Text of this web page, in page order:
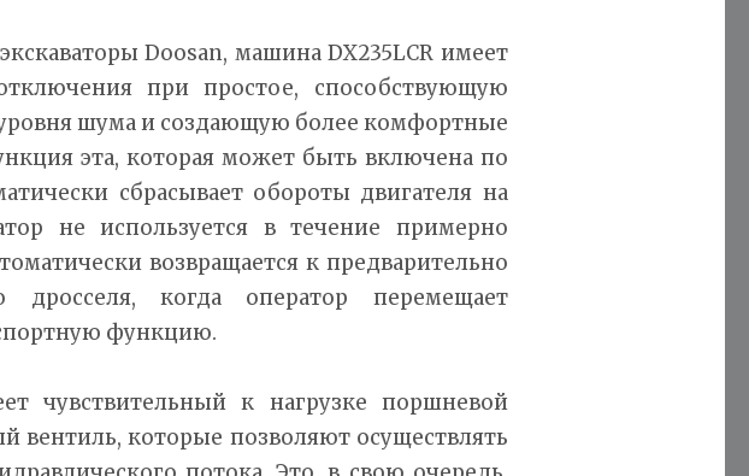
Doosan, машина DX235LCR имеет
при простое, способствующую
шума и создающую более комфортные
эта, которая может быть включена по
сбрасывает обороты двигателя на
не используется в течение примерно
возвращается к предварительно
дросселя, когда оператор перемещает
функцию.
чувствительный к нагрузке поршневой
вентиль, которые позволяют осуществлять